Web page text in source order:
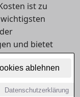
ablehnen
Datenschutzerklärung
ist zu
und bietet
möglichen
auch sinnvoll